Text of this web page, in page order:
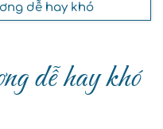
dễ hay khó
dễ hay khó